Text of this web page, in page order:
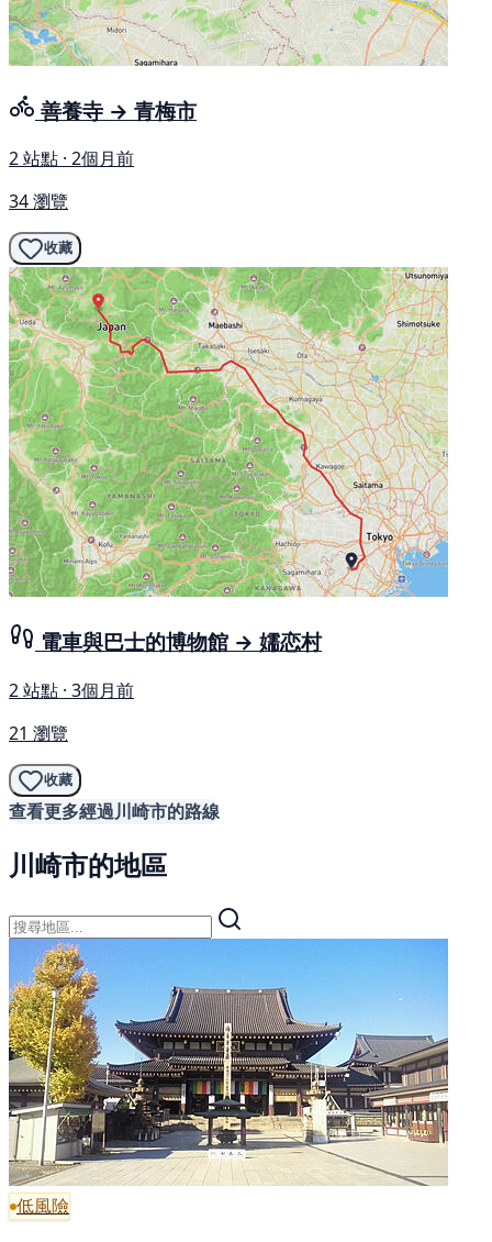
善養寺 → 青梅市
2 站點 · 2個月前
34 瀏覽
收藏
電車與巴士的博物館 → 嬬恋村
2 站點 · 3個月前
21 瀏覽
收藏
查看更多經過川崎市的路線
川崎市的地區
低風險